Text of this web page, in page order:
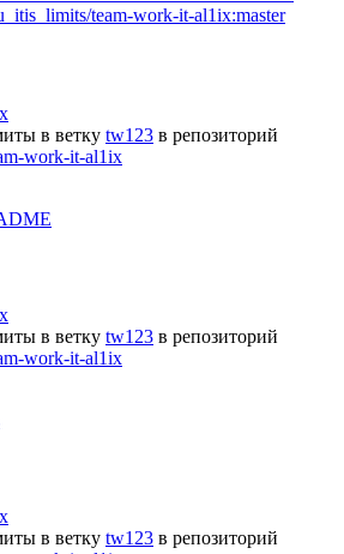
team-work-it-al1ix:master
в ветку tw123 в репозиторий
work-it-al1ix
в ветку tw123 в репозиторий
work-it-al1ix
в ветку tw123 в репозиторий